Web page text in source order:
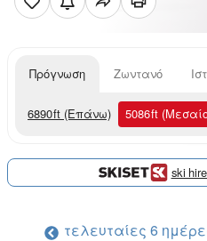
Πρόγνωση Ζωντανό
6890ft (Επάνω) 5086ft
ski
τελευταίες 6